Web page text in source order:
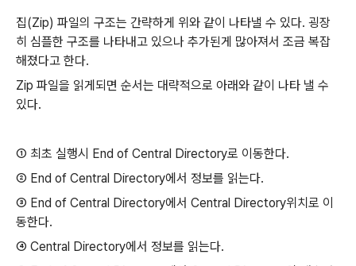
집(Zip) 파일의 구조는 간략하게 위와 같이 나타낼 수 있다. 굉장
히 심플한 구조를 나타내고 있으나 추가된게 많아져서 조금 복잡
해졌다고 한다.
Zip 파일을 읽게되면 순서는 대략적으로 아래와 같이 나타 낼 수
있다.
① 최초 실행시 End of Central Directory로 이동한다.
② End of Central Directory에서 정보를 읽는다.
③ End of Central Directory에서 Central Directory위치로 이
동한다.
④ Central Directory에서 정보를 읽는다.